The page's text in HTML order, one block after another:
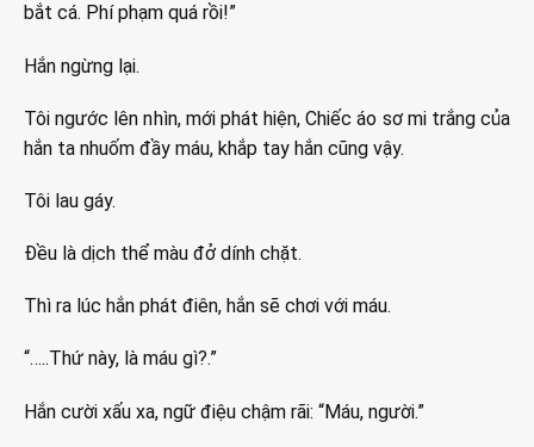
bắt cá. Phí phạm quá rồi!”
Hắn ngừng lại.
Tôi ngước lên nhìn, mới phát hiện, Chiếc áo sơ mi trắng của
hắn ta nhuốm đầy máu, khắp tay hắn cũng vậy.
Tôi lau gáy.
Đều là dịch thể màu đở dính chặt.
Thì ra lúc hắn phát điên, hắn sẽ chơi với máu.
“…..Thứ này, là máu gì?.”
Hắn cười xấu xa, ngữ điệu chậm rãi: “Máu, người.”